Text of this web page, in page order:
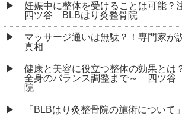
妊娠中に整体を受けることは可能？
四ツ谷 BLBはり灸整骨院
マッサージ通いは無駄？！専門家が
真相
健康と美容に役立つ整体の効果とは
全身のバランス調整まで～ 四ツ谷
院
「BLBはり灸整骨院の施術について」